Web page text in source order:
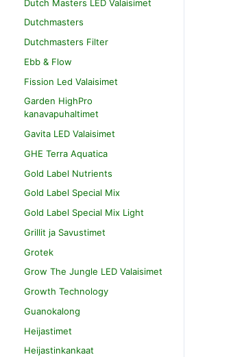
Dutch Masters LED Valaisimet
Dutchmasters
Dutchmasters Filter
Ebb & Flow
Fission Led Valaisimet
Garden HighPro
kanavapuhaltimet
Gavita LED Valaisimet
GHE Terra Aquatica
Gold Label Nutrients
Gold Label Special Mix
Gold Label Special Mix Light
Grillit ja Savustimet
Grotek
Grow The Jungle LED Valaisimet
Growth Technology
Guanokalong
Heijastimet
Heijastinkankaat